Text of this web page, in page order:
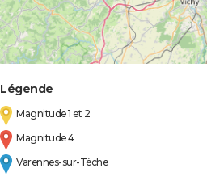
Légende
Magnitude 1 et 2
Magnitude 4
Varennes-sur-Tèche